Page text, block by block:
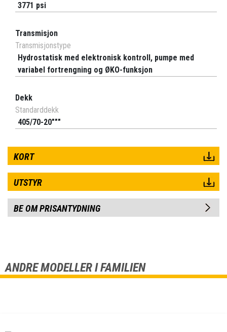
3771 psi
Transmisjon
Transmisjonstype
Hydrostatisk med elektronisk kontroll, pumpe med
variabel fortrengning og ØKO-funksjon
Dekk
Standarddekk
405/70-20"""
KORT
UTSTYR
BE OM PRISANTYDNING
ANDRE MODELLER I FAMILIEN